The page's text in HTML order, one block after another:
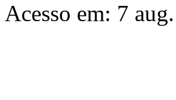
Acesso em: 7